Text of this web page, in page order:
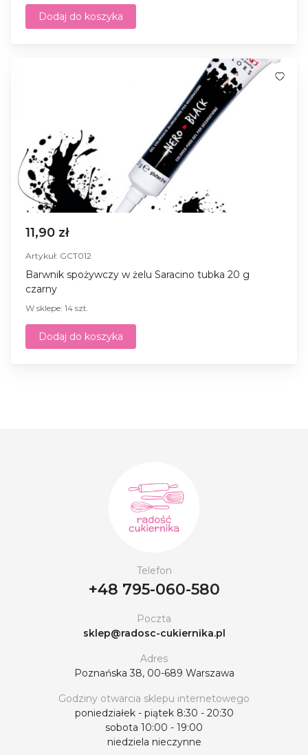
Dodaj do koszyka
11,90 zł
Artykuł: GCT012
Barwnik spożywczy w żelu Saracino tubka 20 g
czarny
W sklepe: 14 szt.
Dodaj do koszyka
Telefon
+48 795-060-580
Poczta
sklep@radosc-cukiernika.pl
Adres
Poznańska 38, 00-689 Warszawa
Godziny otwarcia sklepu internetowego
poniedziałek - piątek 8:30 - 20:30
sobota 10:00 - 19:00
niedziela nieczynne